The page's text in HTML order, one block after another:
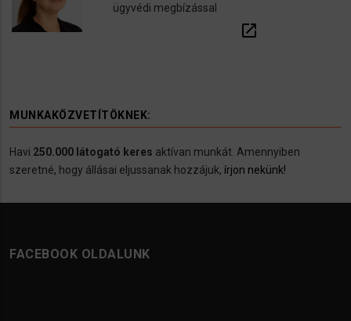
ügyvédi megbízással
open_in_new
MUNKAKÖZVETÍTÖKNEK:
Havi 250.000 látogató keres aktívan munkát. Amennyiben
szeretné, hogy állásai eljussanak hozzájuk, írjon nekünk!
FACEBOOK OLDALUNK